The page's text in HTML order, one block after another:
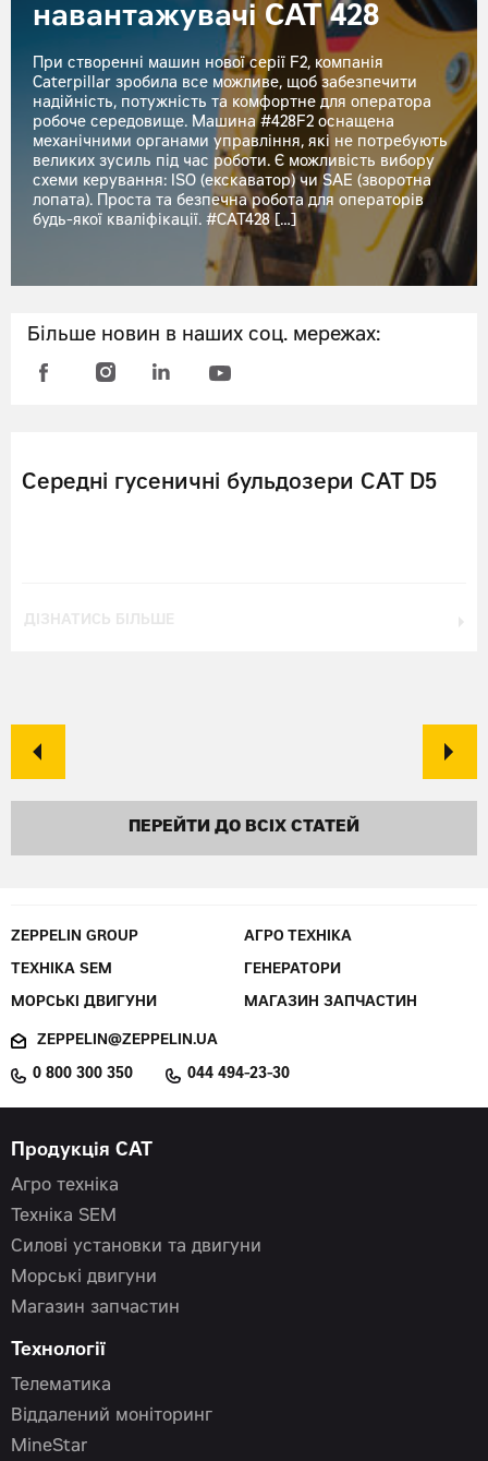
навантажувачі CAT 428
При створенні машин нової серії F2, компанія
Caterpillar зробила все можливе, щоб забезпечити
надійність, потужність та комфортне для оператора
робоче середовище. Машина #428F2 оснащена
механічними органами управління, які не потребують
великих зусиль під час роботи. Є можливість вибору
схеми керування: ISO (екскаватор) чи SAE (зворотна
лопата). Проста та безпечна робота для операторів
будь-якої кваліфікації. #CAT428 […]
Більше новин в наших соц. мережах:
Середні гусеничні бульдозери CAT D5
ДІЗНАТИСЬ БІЛЬШЕ
ПЕРЕЙТИ ДО ВСІХ СТАТЕЙ
ZEPPELIN GROUP АГРО ТЕХНІКА
ТЕХНІКА SEM ГЕНЕРАТОРИ
МОРСЬКІ ДВИГУНИ МАГАЗИН ЗАПЧАСТИН
ZEPPELIN@ZEPPELIN.UA
0 800 300 350 044 494-23-30
Продукція CAT
Агро техніка
Техніка SEM
Силові установки та двигуни
Морські двигуни
Магазин запчастин
Технології
Телематика
Віддалений моніторинг
MineStar